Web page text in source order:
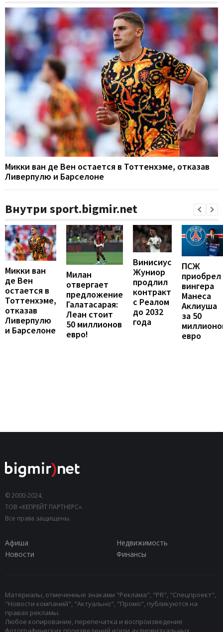
Микки ван де Вен остается в Тоттенхэме, отказав
Ливерпулю и Барселоне
Внутри sport.bigmir.net
Микки ван
де Вен
остается в
Тоттенхэме,
отказав
Ливерпулю
и Барселоне
Милан
отвергает
предложение
Галатасарая:
Леан стоит
50 миллионов
евро!
Винисиус
Жуниор
продлил
контракт
с Реалом
до 2032
года
ПСЖ
приобрел
вингера
Манеса
Аклиуша
за 50
евро
© 2000-2024,
ТОВ «КЕПРЕЙТ ПАРТНЕРС».
Все права защищены.
Афиша
Недвижимость
Новости
Финансы
Материалы, отмеченные знаками "Реклама", "PR", "Спецпроект",
"Новости компаний", "Актуально", "Промо", публикуются на
правах рекламы.
Любое копирование, перепечатка и воспроизведение